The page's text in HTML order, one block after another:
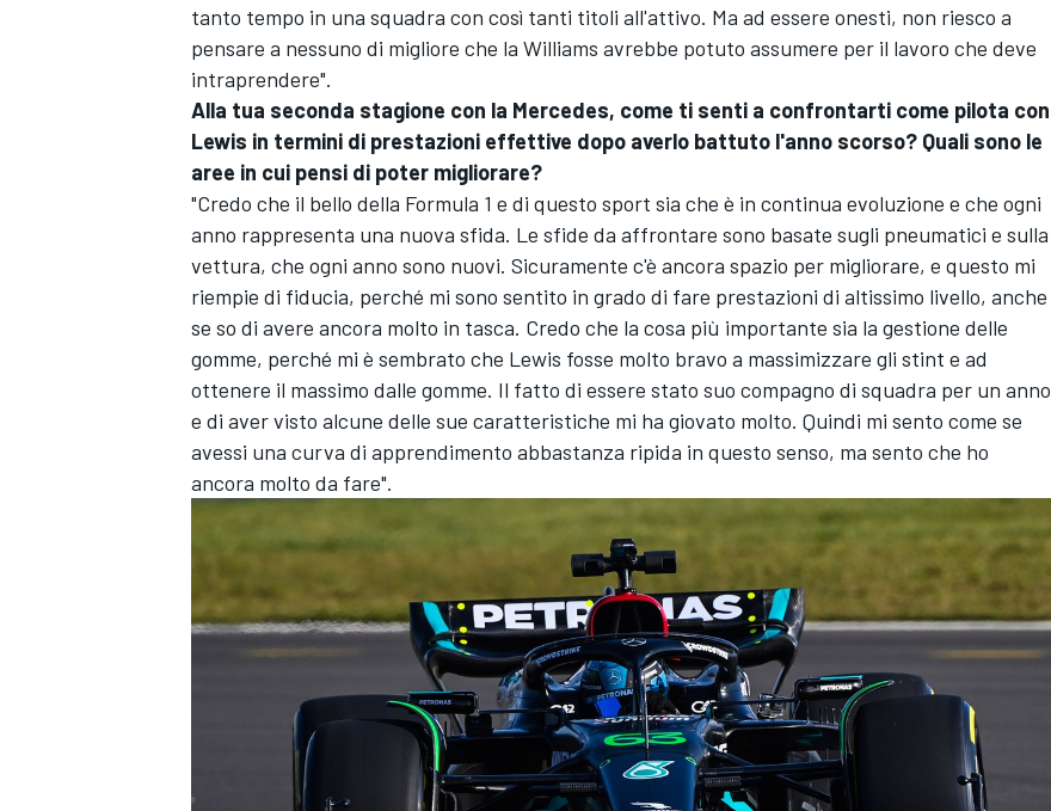
ENDURANCE/GT
tanto tempo in una squadra con così tanti titoli all'attivo. Ma ad essere onesti, non riesco a
pensare a nessuno di migliore che la Williams avrebbe potuto assumere per il lavoro che deve
intraprendere".
Alla tua seconda stagione con la Mercedes, come ti senti a confrontarti come pilota con
Lewis in termini di prestazioni effettive dopo averlo battuto l'anno scorso? Quali sono le
aree in cui pensi di poter migliorare?
"Credo che il bello della Formula 1 e di questo sport sia che è in continua evoluzione e che ogni
anno rappresenta una nuova sfida. Le sfide da affrontare sono basate sugli pneumatici e sulla
vettura, che ogni anno sono nuovi. Sicuramente c'è ancora spazio per migliorare, e questo mi
riempie di fiducia, perché mi sono sentito in grado di fare prestazioni di altissimo livello, anche
se so di avere ancora molto in tasca. Credo che la cosa più importante sia la gestione delle
gomme, perché mi è sembrato che Lewis fosse molto bravo a massimizzare gli stint e ad
ottenere il massimo dalle gomme. Il fatto di essere stato suo compagno di squadra per un anno
e di aver visto alcune delle sue caratteristiche mi ha giovato molto. Quindi mi sento come se
avessi una curva di apprendimento abbastanza ripida in questo senso, ma sento che ho
ancora molto da fare".